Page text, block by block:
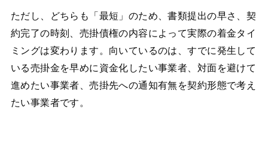
ただし、どちらも「最短」のため、書類提出の早さ、契
約完了の時刻、売掛債権の内容によって実際の着金タイ
ミングは変わります。向いているのは、すでに発生して
いる売掛金を早めに資金化したい事業者、対面を避けて
進めたい事業者、売掛先への通知有無を契約形態で考え
たい事業者です。